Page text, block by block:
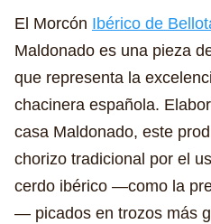
El Morcón Ibérico de
Maldonado es una pieza
que representa la
chacinera española.
casa Maldonado, este
chorizo tradicional por el
cerdo ibérico —como la
— picados en trozos más